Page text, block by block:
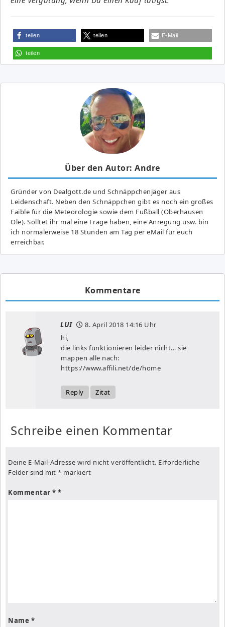
teilen teilen E-Mail
teilen
Über den Autor: Andre
Gründer von Dealgott.de und Schnäppchenjäger aus
Leidenschaft. Neben den Schnäppchen gibt es noch ein großes
Fai­ble für die Meteorologie sowie dem Fußball (Oberhausen
Ole). Solltet ihr mal eine Frage haben, eine Anregung usw. bin
ich normalerweise 18 Stunden am Tag per eMail für euch
erreichbar.
Kommentare
LUI 8. April 2018 14:16 Uhr
hi,
die links funktionieren leider nicht… sie
mappen alle nach:
https://www.affili.net/de/home
Reply Zitat
Schreibe einen Kommentar
Deine E-Mail-Adresse wird nicht veröffentlicht. Erforderliche
Felder sind mit * markiert
Kommentar *
Name *